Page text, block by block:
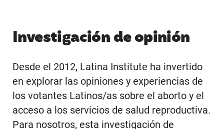
Investigación de opinión
Desde el 2012, Latina Institute ha invertido
en explorar las opiniones y experiencias de
los votantes Latinos/as sobre el aborto y el
acceso a los servicios de salud reproductiva.
Para nosotros, esta investigación de